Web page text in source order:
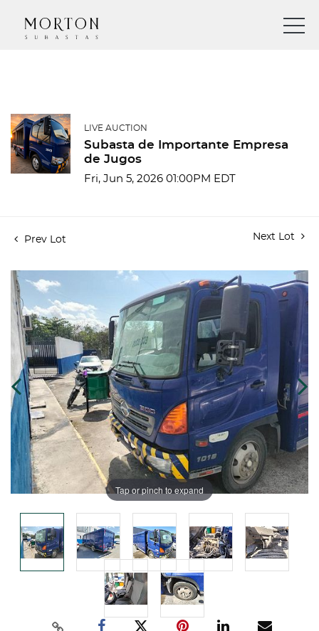
LIVE AUCTION
Subasta de Importante Empresa
de Jugos
Fri, Jun 5, 2026 01:00PM EDT
Prev Lot Next Lot
Tap or pinch to expand